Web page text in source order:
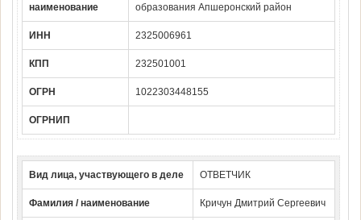
наименование
образования Апшеронский район
ИНН 2325006961
КПП 232501001
ОГРН 1022303448155
ОГРНИП
Вид лица, участвующего в деле ОТВЕТЧИК
Фамилия / наименование Кричун Дмитрий Сергеевич